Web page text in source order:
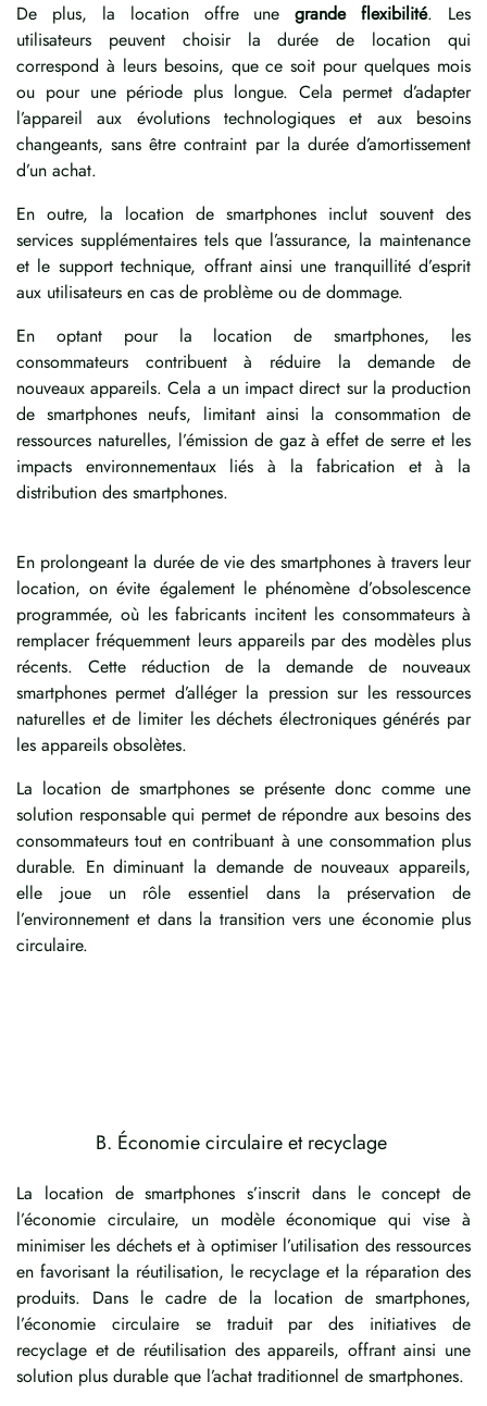
De plus, la location offre unegrande flexibilité. Les
utilisateurs peuvent choisir la durée de location qui
correspond à leurs besoins, que ce soit pour quelques mois
ou pour une période plus longue. Cela permet d’adapter
l’appareil aux évolutions technologiques et aux besoins
changeants, sans être contraint par la durée d’amortissement
d’un achat.
En outre, la location de smartphones inclut souvent des
services supplémentaires tels que l’assurance, la maintenance
et le support technique, offrant ainsi une tranquillité d’esprit
aux utilisateurs en cas de problème ou de dommage.
En optant pour la location de smartphones, les
consommateurs contribuent à réduire la demande de
nouveaux appareils. Cela a un impact direct sur la production
de smartphones neufs, limitant ainsi la consommation de
ressources naturelles, l’émission de gaz à effet de serre et les
impacts environnementaux liés à la fabrication et à la
distribution des smartphones.
En prolongeant la durée de vie des smartphones à travers leur
location, on évite également le phénomène d’obsolescence
programmée, où les fabricants incitent les consommateurs à
remplacer fréquemment leurs appareils par des modèles plus
récents. Cette réduction de la demande de nouveaux
smartphones permet d’alléger la pression sur les ressources
naturelles et de limiter les déchets électroniques générés par
les appareils obsolètes.
La location de smartphones se présente donc comme une
solution responsable qui permet de répondre aux besoins des
consommateurs tout en contribuant à une consommation plus
durable. En diminuant la demande de nouveaux appareils,
elle joue un rôle essentiel dans la préservation de
l’environnement et dans la transition vers une économie plus
circulaire.
B. Économie circulaire et recyclage
La location de smartphones s’inscrit dans le concept de
l’économie circulaire, un modèle économique qui vise à
minimiser les déchets et à optimiser l’utilisation des ressources
en favorisant la réutilisation, le recyclage et la réparation des
produits. Dans le cadre de la location de smartphones,
l’économie circulaire se traduit par des initiatives de
recyclage et de réutilisation des appareils, offrant ainsi une
solution plus durable que l’achat traditionnel de smartphones.